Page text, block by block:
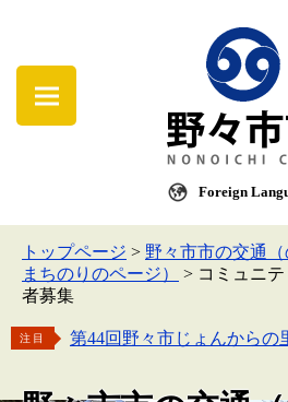
Foreign
トップページ > 野々市市の交通
まちのりのページ）
> コミュニ
者募集
注目
第44回野々市じょんからの